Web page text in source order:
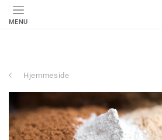
MENU
Hjemmeside